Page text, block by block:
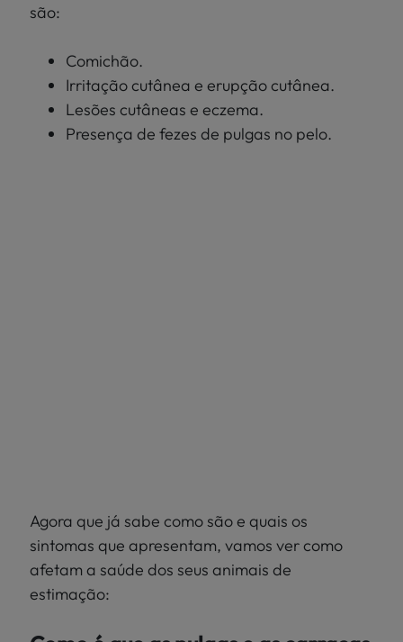
são:
Comichão.
Irritação cutânea e erupção cutânea.
Lesões cutâneas e eczema.
Presença de fezes de pulgas no pelo.
Agora que já sabe como são e quais os
sintomas que apresentam, vamos ver como
afetam a saúde dos seus animais de
estimação: